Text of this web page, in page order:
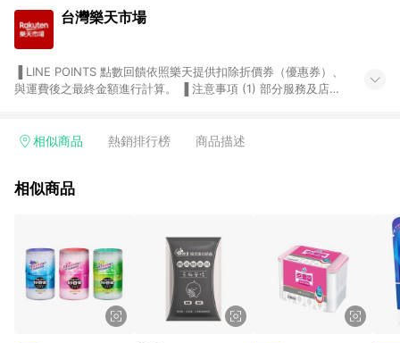
台灣樂天市場
與運費後之最終金額進行計算。 ▐ 注意事項 (1) 部分服務及店家
Smart mobile、神腦生活、JS巨盛、樂天KOBO電子書，請詳閱
台灣樂天市場，並在同一瀏覽器於24小時內結帳，才享有 LINE
使用APP、或中途瀏覽比價網、回饋網、Google等其他網頁、或
由網頁版(電腦版/手機版網頁)切換為App都將會造成追蹤中斷而
無法進行 LINE POINTS 回饋。 (5) LINE 購物為購物資訊整合性
平台，商品資料更新會有時間差，如顯示之商品規格、顏色、價
位、贈品與台灣樂天市場銷售網頁不符，以銷售網頁標示為準。
(6) 導購訂單已逾 365 天，根據台灣樂天回饋規定，逾期訂單將
相似商品 熱銷排行榜 商品描述
相似商品